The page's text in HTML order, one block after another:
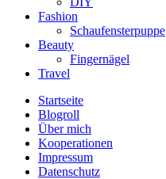
Fashion
Schaufensterpuppe
Beauty
Fingernägel
Travel
Startseite
Blogroll
Über mich
Kooperationen
Impressum
Datenschutz